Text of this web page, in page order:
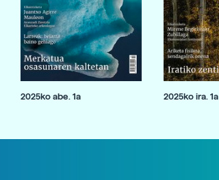
2025ko abe. 1a 2025ko ira. 1a